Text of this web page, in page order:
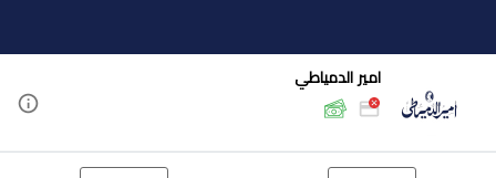
امير الدمياطي